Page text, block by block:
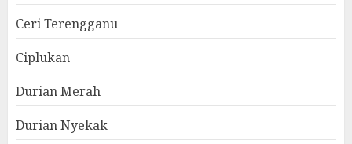
Ceri Terengganu
Ciplukan
Durian Merah
Durian Nyekak